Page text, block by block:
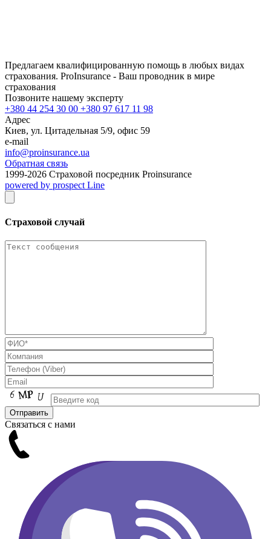
Предлагаем квалифицированную помощь в любых видах
страхования. ProInsurance - Ваш проводник в мире
страхования
Позвоните нашему эксперту
+380 44 254 30 00 +380 97 617 11 98
Адрес
Киев, ул. Цитадельная 5/9, офис 59
e-mail
info@proinsurance.ua
Обратная связь
1999-2026 Страховой посредник Proinsurance
powered by prospect Line
Страховой случай
Связаться с нами